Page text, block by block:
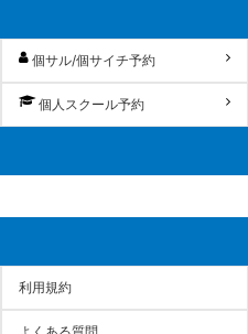
個サル/個サイチ予約
個人スクール予約
利用規約